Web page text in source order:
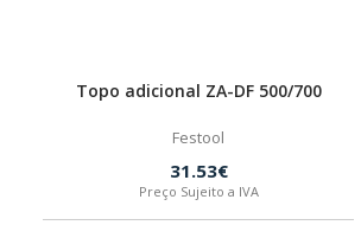
Topo adicional ZA-DF 500/700
Festool
31.53€
Preço Sujeito a IVA